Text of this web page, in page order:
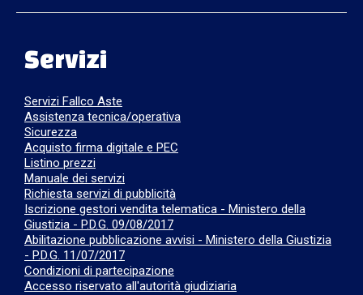
Servizi
Servizi Fallco Aste
Assistenza tecnica/operativa
Sicurezza
Acquisto firma digitale e PEC
Listino prezzi
Manuale dei servizi
Richiesta servizi di pubblicità
Iscrizione gestori vendita telematica - Ministero della
Giustizia - P.D.G. 09/08/2017
Abilitazione pubblicazione avvisi - Ministero della Giustizia
- P.D.G. 11/07/2017
Condizioni di partecipazione
Accesso riservato all'autorità giudiziaria